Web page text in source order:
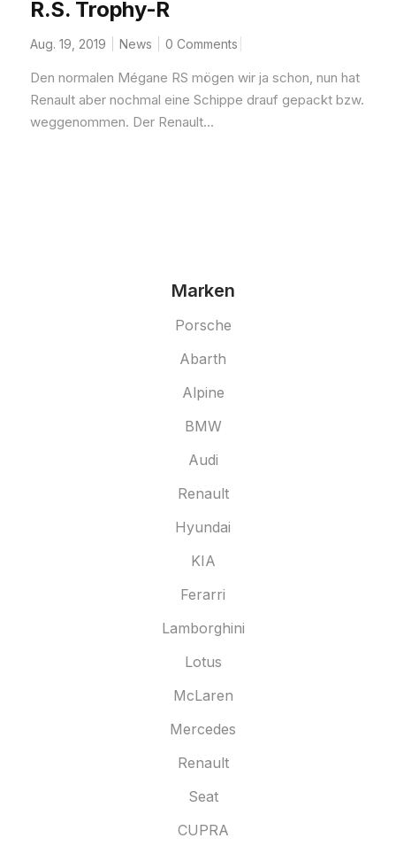
R.S. Trophy-R
Aug. 19, 2019 News 0 Comments
Den normalen Mégane RS mögen wir ja schon, nun hat
Renault aber nochmal eine Schippe drauf gepackt bzw.
weggenommen. Der Renault...
Marken
Porsche
Abarth
Alpine
BMW
Audi
Renault
Hyundai
KIA
Ferarri
Lamborghini
Lotus
McLaren
Mercedes
Renault
Seat
CUPRA